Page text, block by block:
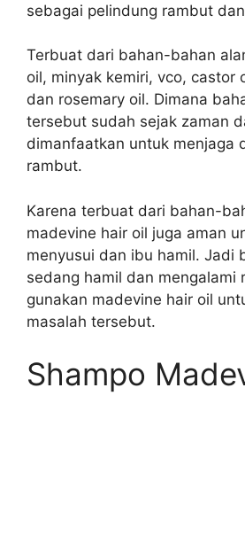
sebagai pelindung rambut
Terbuat dari bahan-bahan
oil, minyak kemiri, vco, castor
dan rosemary oil. Dimana
tersebut sudah sejak zaman
dimanfaatkan untuk menjaga
rambut.
Karena terbuat dari bahan-
madevine hair oil juga aman
menyusui dan ibu hamil. Jadi
sedang hamil dan mengalami
gunakan madevine hair oil
masalah tersebut.
Shampo